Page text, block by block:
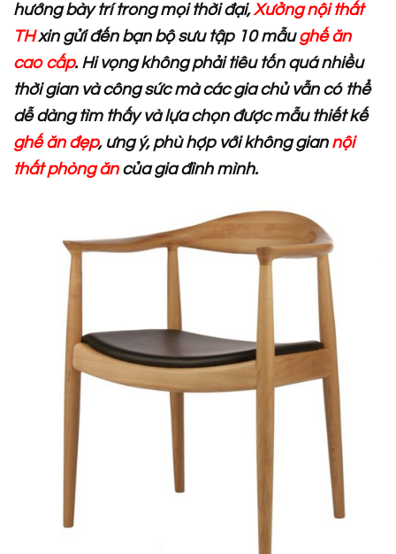
hướng bày trí trong mọi thời đại,Xưởng nội thất
TH xin gửi đến bạn bộ sưu tập 10 mẫughế ăn
cao cấp. Hi vọng không phải tiêu tốn quá nhiều
thời gian và công sức mà các gia chủ vẫn có thể
dễ dàng tìm thấy và lựa chọn được mẫu thiết kế
ghế ăn đẹp, ưng ý, phù hợp với không gian nội
thất phòng ăncủa gia đình mình.